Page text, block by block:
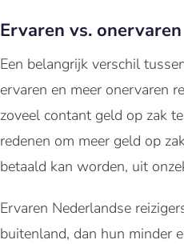
Ervaren vs. onervaren
Een belangrijk verschil
ervaren en meer onervaren
zoveel contant geld op zak
redenen om meer geld op
betaald kan worden, uit
Ervaren Nederlandse
buitenland, dan hun minder